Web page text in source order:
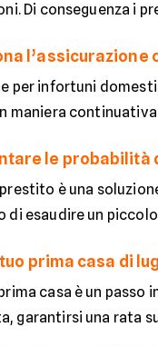
Di conseguenza i
l’assicurazione
per infortuni
maniera
le
è una
di esaudire un
prima casa di
casa è un passo
garantirsi una rata